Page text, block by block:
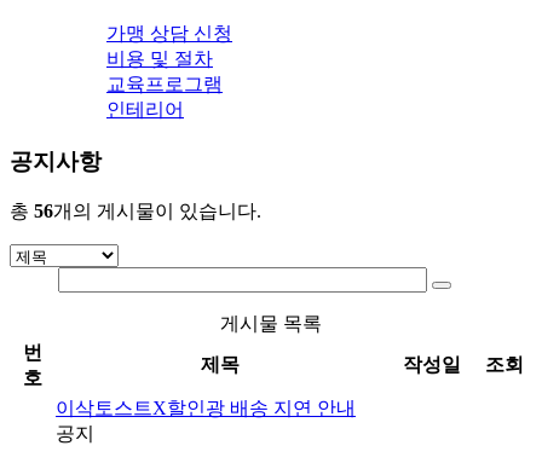
가맹 상담 신청
비용 및 절차
교육프로그램
인테리어
공지사항
총 56개의 게시물이 있습니다.
게시물 목록
번
호
제목 작성일 조회
이삭토스트X할인광 배송 지연 안내
공지